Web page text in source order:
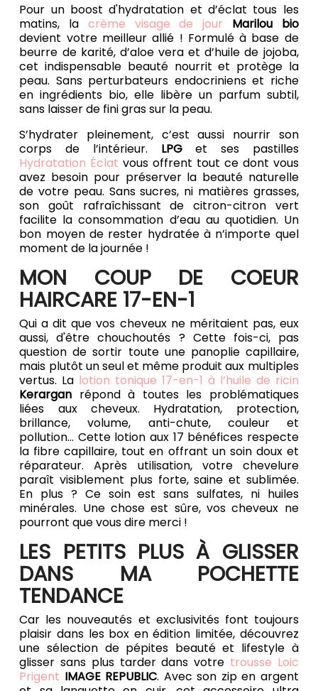
Pour un boost d'hydratation et d’éclat tous les
matins, la crème visage de jour
Marilou bio
devient votre meilleur allié ! Formulé à base de
beurre de karité, d’aloe vera et d’huile de jojoba,
cet indispensable beauté nourrit et protège la
peau. Sans perturbateurs endocriniens et riche
en ingrédients bio, elle libère un parfum subtil,
sans laisser de fini gras sur la peau.
S’hydrater pleinement, c’est aussi nourrir son
corps de l’intérieur. LPGet ses pastilles
Hydratation Éclat vous offrent tout ce dont vous
avez besoin pour préserver la beauté naturelle
de votre peau. Sans sucres, ni matières grasses,
son goût rafraîchissant de citron-citron vert
facilite la consommation d’eau au quotidien. Un
bon moyen de rester hydratée à n’importe quel
moment de la journée !
MON COUP DE COEUR
HAIRCARE 17-EN-1
Qui a dit que vos cheveux ne méritaient pas, eux
aussi, d'être chouchoutés ? Cette fois-ci, pas
question de sortir toute une panoplie capillaire,
mais plutôt un seul et même produit aux multiples
vertus. La lotion tonique 17-en-1 à l’huile de ricin
Kerargan répond à toutes les problématiques
liées aux cheveux. Hydratation, protection,
brillance, volume, anti-chute, couleur et
pollution… Cette lotion aux 17 bénéfices respecte
la fibre capillaire, tout en offrant un soin doux et
réparateur. Après utilisation, votre chevelure
paraît visiblement plus forte, saine et sublimée.
En plus ? Ce soin est sans sulfates, ni huiles
minérales. Une chose est sûre, vos cheveux ne
pourront que vous dire merci !
LES PETITS PLUS À GLISSER
DANS MA POCHETTE
TENDANCE
Car les nouveautés et exclusivités font toujours
plaisir dans les box en édition limitée, découvrez
une sélection de pépites beauté et lifestyle à
glisser sans plus tarder dans votre trousse Loic
Prigent IMAGE REPUBLIC. Avec son zip en argent